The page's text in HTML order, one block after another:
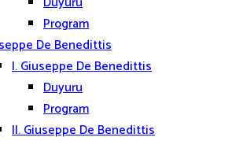
Program
De Benedittis
I. Giuseppe De Benedittis
Duyuru
Program
II. Giuseppe De Benedittis